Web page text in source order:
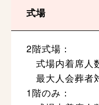
式場
2階式場：
式場内着席人
最大人会葬者
1階のみ：